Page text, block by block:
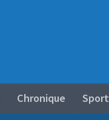
Chronique Sport